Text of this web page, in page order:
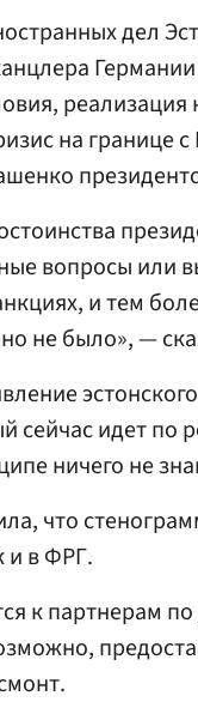
дел
на границе
вопросы или
и тем
не было», —
сейчас идет
ничего не
что
и в ФРГ.
к партнерам по